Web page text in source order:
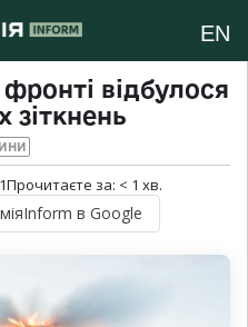
EN
відбулося
зіткнень
Прочитаєте за: < 1 хв.
в Google